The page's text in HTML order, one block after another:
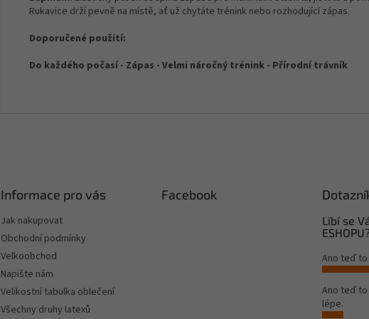
Rukavice drží pevně na místě, ať už chytáte trénink nebo rozhodující zápas.
Doporučené použití:
Do každého počasí - Zápas - Velmi náročný trénink - Přírodní trávník
Informace pro vás
Jak nakupovat
Obchodní podmínky
Velkoobchod
Napište nám
Velikostní tabulka oblečení
Všechny druhy latexů
Facebook
Líbí se
Ano teď
Ano teď
lépe.